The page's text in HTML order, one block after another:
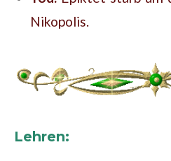
Nikopolis.
Lehren: